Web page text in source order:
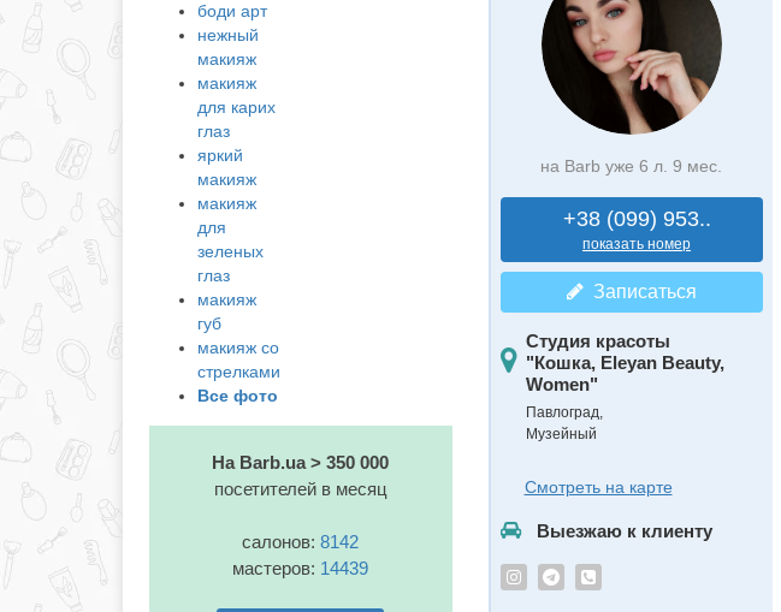
боди арт
нежный
макияж
макияж
для карих
глаз
яркий
макияж
макияж
для
зеленых
глаз
макияж
губ
макияж со
стрелками
Все фото
На Barb.ua > 350 000
посетителей в месяц
салонов:8142
мастеров: 14439
на Barb уже 6 л. 9 мес.
+38 (099) 953..
показать номер
Записаться
Студия красоты
"Кошка, Eleyan Beauty,
Women"
Павлоград,
Музейный
Смотреть на карте
Выезжаю к клиенту